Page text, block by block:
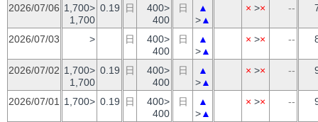
2026/07/06 1,700>
1,700
0.19 日
400>
400
日
▲
>▲
× >× --
2026/07/03 > 日
400>
400
日
▲
>▲
× >× --
2026/07/02 1,700>
1,700
0.19 日
400>
400
日
▲
>▲
× >× --
2026/07/01 1,700> 0.19 日
400>
400
日
▲
>▲
× >× --